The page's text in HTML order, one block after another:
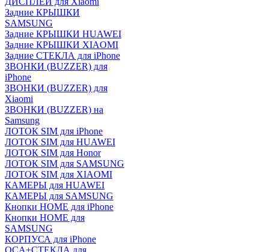
Задние КРЫШКИ
SAMSUNG
Задние КРЫШКИ HUAWEI
Задние КРЫШКИ XIAOMI
Задние СТЕКЛА для iPhone
ЗВОНКИ (BUZZER) для
iPhone
ЗВОНКИ (BUZZER) для
Xiaomi
ЗВОНКИ (BUZZER) на
Samsung
ЛОТОК SIM для iPhone
ЛОТОК SIM для HUAWEI
ЛОТОК SIM для Honor
ЛОТОК SIM для SAMSUNG
ЛОТОК SIM для XIAOMI
КАМЕРЫ для HUAWEI
КАМЕРЫ для SAMSUNG
Кнопки HOME для iPhone
Кнопки HOME для
SAMSUNG
КОРПУСА для iPhone
OCA+СТЕКЛА для